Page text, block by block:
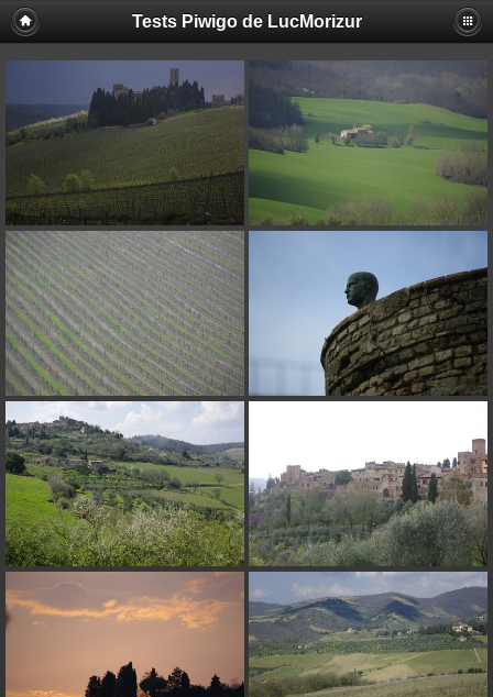
Tests Piwigo de LucMorizur